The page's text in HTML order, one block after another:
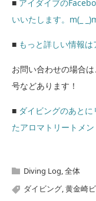
■ アイダイブの
いいたします。m(_
■ もっと詳しい情報は
お問い合わせの場合
号などあります！
■ ダイビングのあと
たアロマトリートメ
Diving Log,全体
ダイビング,黄金崎